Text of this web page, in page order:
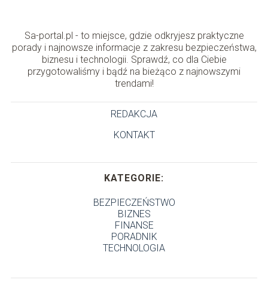
Sa-portal.pl - to miejsce, gdzie odkryjesz praktyczne
porady i najnowsze informacje z zakresu bezpieczeństwa,
biznesu i technologii. Sprawdź, co dla Ciebie
przygotowaliśmy i bądź na bieżąco z najnowszymi
trendami!
REDAKCJA
KONTAKT
KATEGORIE:
BEZPIECZEŃSTWO
BIZNES
FINANSE
PORADNIK
TECHNOLOGIA